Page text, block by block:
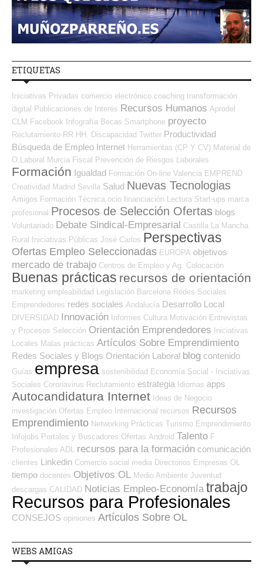
ETIQUETAS
Iniciativas Privadas comercio electrónico coaching transformación
digital
Publicaciones de Interés Recursos Humanos Aprodel
CLM Facebook Infografía Becas Smartphone proyecto
Reclutamiento RR.HH. Discapacidad Twitter Productividad
Búsqueda de Empleo Internet Herramientas (CP Y CV) Material de
O.Laboral
Murcia Fiscal Prevención de Riesgos Laborales
Formación Igualdad Formación On-line Valencia EMPREND
Creatividad Madrid Sevilla Salud Nuevas Tecnologias
Amigos Formación Técnica ocio financiación Lectura Start-ups marca
profesional Procesos de Selección Ofertas blogs
Voluntariado Debate Sindical-Empresarial Castilla La Mancha
Rural
Iniciativas Públicas José Carlos Perspectivas
Ofertas Empleo Seleccionadas EUROPA objetivos
mercado de trabajo Centros de Empleo y Ag. Colocación
Buenas prácticas recursos de orientación
marketing empleabilidad Legislación Barcelona Redes Sociales
Emprendedores redes sociales Andalucía Desarrollo Local
DIVERSIDAD Innovación Informes Cultura Motivación Entrevistas
y Procesos Selección Orientación Emprendedores
Iniciativas
Locales Malas prácticas Artículos Sobre Emprendimiento
Redes Sociales y Blogs Orientación Laboral blog contenido
Guías empresa sostenibilidad Economía Social - Iniciativas
Sociales Coronavirus Reclutamiento estrategia Idiomas apps
Autocandidatura Internet Ideas de Negocio
investigación Ofertas Empleo Internacional recursos Recursos
Emprendimiento Networking Prácticas Turismo Emprendimiento
Infojobs Portales y Buscadores Ofertas Android Talento F
Profesionales ADL
recursos para la formación comunicación
clientes Linkedin Comercio social media Directorios Empresas OL
tiempo docentes Objetivos OL Medio Ambiente Juventud
descargas CALIDAD Noticias Empleo-Economía trabajo
Recursos para Profesionales
CONSEJOS opiniones Artículos Sobre OL
WEBS AMIGAS